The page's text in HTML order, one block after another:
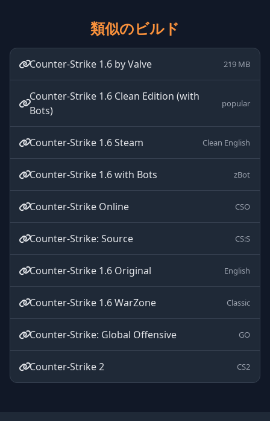
類似のビルド
Counter-Strike 1.6 by Valve 219 MB
Counter-Strike 1.6 Clean Edition (with
Bots)
popular
Counter-Strike 1.6 Steam Clean English
Counter-Strike 1.6 with Bots zBot
Counter-Strike Online CSO
Counter-Strike: Source CS:S
Counter-Strike 1.6 Original English
Counter-Strike 1.6 WarZone Classic
Counter-Strike: Global Offensive GO
Counter-Strike 2 CS2